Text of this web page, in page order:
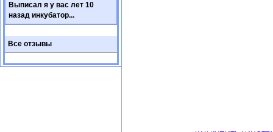
Выписал я у вас лет 10
назад инкубатор...
Все отзывы